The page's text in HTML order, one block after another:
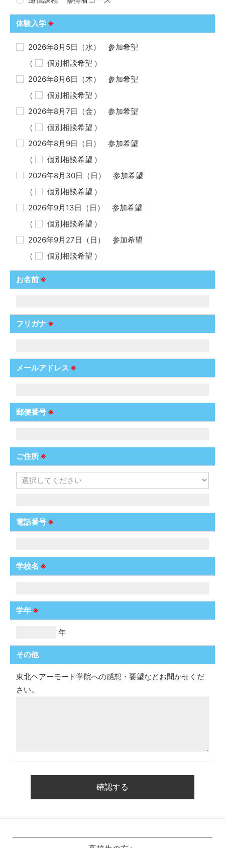
体験入学 ※
2026年8月5日（水） 参加希望
（
個別相談希望 ）
2026年8月6日（木） 参加希望
（
個別相談希望 ）
2026年8月7日（金） 参加希望
（
個別相談希望 ）
2026年8月9日（日） 参加希望
（
個別相談希望 ）
2026年8月30日（日） 参加希望
（
個別相談希望 ）
2026年9月13日（日） 参加希望
（
個別相談希望 ）
2026年9月27日（日） 参加希望
（
個別相談希望 ）
お名前 ※
フリガナ ※
メールアドレス ※
郵便番号 ※
ご住所 ※
電話番号 ※
学校名 ※
学年 ※
年
その他
東北ヘアーモード学院への感想・要望などお聞かせくだ
さい。